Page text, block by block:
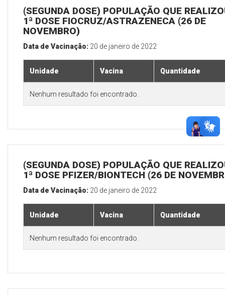
(SEGUNDA DOSE) POPULAÇÃO QUE
1ª DOSE FIOCRUZ/ASTRAZENECA (26 DE
NOVEMBRO)
Data de Vacinação: 20 de janeiro de 2022
Unidade Vacina Quantidade
Nenhum resultado foi encontrado.
(SEGUNDA DOSE) POPULAÇÃO QUE
1ª DOSE PFIZER/BIONTECH (26 DE
Data de Vacinação: 20 de janeiro de 2022
Unidade Vacina Quantidade
Nenhum resultado foi encontrado.